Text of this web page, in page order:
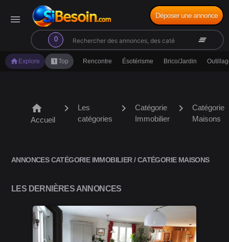
menu
0
search clear_all
Déposer une annonce
home Explore looks_oneTop Rencontre Ésotérisme Brico/Jardin
home
Accueil
chevron_right
Les
catégories
chevron_right
Catégorie
Immobilier
chevron_right
Catégorie
Maisons
ANNONCES CATÉGORIE IMMOBILIER / CATÉGORIE MAISONS
LES DERNIÈRES ANNONCES